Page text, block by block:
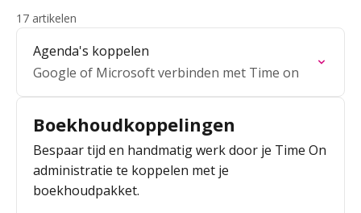
17 artikelen
Agenda's koppelen
Google of Microsoft verbinden met Time on
Boekhoudkoppelingen
Bespaar tijd en handmatig werk door je Time On
administratie te koppelen met je
boekhoudpakket.